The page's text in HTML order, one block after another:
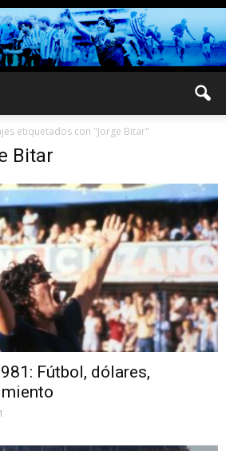
etiquetados con "Jorge Bitar"
Bitar
Fútbol, dólares,